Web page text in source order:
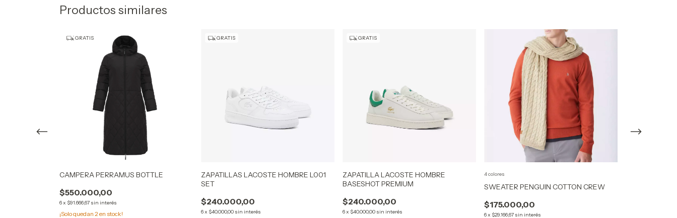
Productos similares
GRATIS
CAMPERA PERRAMUS BOTTLE
$550.000,00
6x $91.666,67 sin interés
¡Solo quedan 2 en stock!
GRATIS
ZAPATILLAS LACOSTE HOMBRE L001
SET
$240.000,00
6x $40.000,00 sin interés
GRATIS
ZAPATILLA LACOSTE HOMBRE
BASESHOT PREMIUM
$240.000,00
6x $40.000,00 sin interés
SWEATER PENGUIN COTTON CREW
$175.000,00
6x $29.166,67 sin interés
4 colores